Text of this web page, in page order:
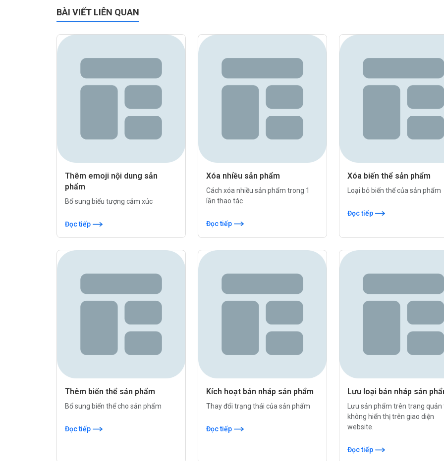
BÀI VIẾT LIÊN QUAN
Thêm emoji nội dung sản
phẩm
Bổ sung biểu tượng cảm xúc
Đọc tiếp
Xóa nhiều sản phẩm
Cách xóa nhiều sản phẩm trong 1
lần thao tác
Đọc tiếp
Xóa biến thể sản phẩm
Loại bỏ biến thể của sản phẩm
Đọc tiếp
Thêm biến thể sản phẩm
Bổ sung biến thể cho sản phẩm
Đọc tiếp
Kích hoạt bản nháp sản phẩm
Thay đổi trạng thái của sản phẩm
Đọc tiếp
Lưu loại bản nháp sản
Lưu sản phẩm trên trang quản
không hiển thị trên giao diện
website.
Đọc tiếp